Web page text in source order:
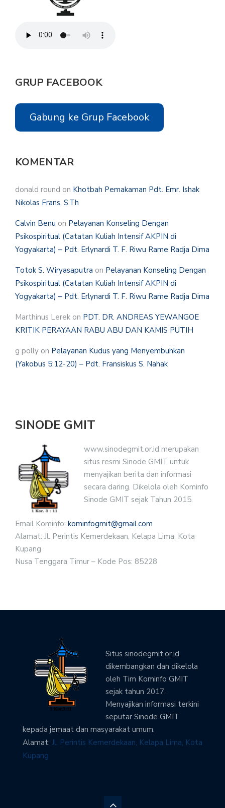
GRUP FACEBOOK
Gabung ke Grup Facebook
KOMENTAR
donald round on Khotbah Pemakaman Pdt. Emr. Ishak
Nikolas Frans, S.Th
Calvin Benu on Pelayanan Konseling Dengan
Psikospiritual (Catatan Kuliah Intensif AKPIN di
Yogyakarta) – Pdt. Erlynardi T. F. Riwu Rame Radja Dima
Totok S. Wiryasaputra on Pelayanan Konseling Dengan
Psikospiritual (Catatan Kuliah Intensif AKPIN di
Yogyakarta) – Pdt. Erlynardi T. F. Riwu Rame Radja Dima
Marthinus Lerek on PDT. DR. ANDREAS YEWANGOE
KRITIK PERAYAAN RABU ABU DAN KAMIS PUTIH
g polly on Pelayanan Kudus yang Menyembuhkan
(Yakobus 5:12-20) – Pdt. Fransiskus S. Nahak
SINODE GMIT
www.sinodegmit.or.id merupakan
situs resmi Sinode GMIT untuk
menyajikan berita dan informasi
secara daring. Dikelola oleh Kominfo
Sinode GMIT sejak Tahun 2015.
Email Kominfo: kominfogmit@gmail.com
Alamat: Jl. Perintis Kemerdekaan, Kelapa Lima, Kota
Kupang
Nusa Tenggara Timur – Kode Pos: 85228
Situs sinodegmit.or.id
dikembangkan dan dikelola
oleh Tim Kominfo GMIT
sejak tahun 2017.
Menyajikan informasi terkini
seputar Sinode GMIT
kepada jemaat dan masyarakat umum.
Alamat: Jl. Perintis Kemerdekaan, Kelapa Lima, Kota
Kupang